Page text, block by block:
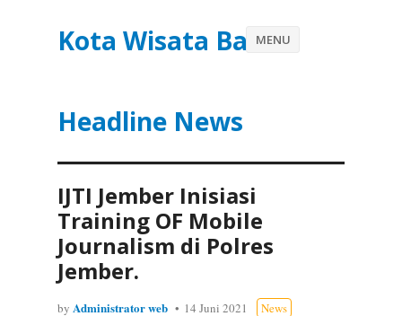
Kota Wisata Batu
Headline News
MENU
IJTI Jember Inisiasi
Training OF Mobile
Journalism di Polres
Jember.
by Administrator web 14 Juni 2021 News